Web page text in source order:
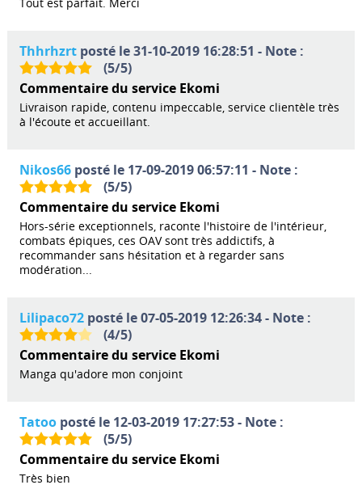
Thhrhzrtposté le 31-10-2019 16:28:51 - Note :
(5/5)
Commentaire du service Ekomi
Livraison rapide, contenu impeccable, service clientèle très
à l'écoute et accueillant.
Nikos66posté le 17-09-2019 06:57:11 - Note :
(5/5)
Commentaire du service Ekomi
Hors-série exceptionnels, raconte l'histoire de l'intérieur,
combats épiques, ces OAV sont très addictifs, à
recommander sans hésitation et à regarder sans
modération...
Lilipaco72posté le 07-05-2019 12:26:34 - Note :
(4/5)
Commentaire du service Ekomi
Manga qu'adore mon conjoint
Tatooposté le 12-03-2019 17:27:53 - Note :
(5/5)
Commentaire du service Ekomi
Très bien